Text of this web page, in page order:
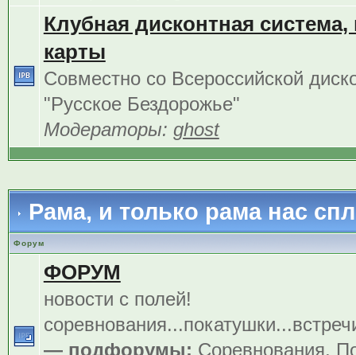
Клубная дисконтная
карты
Совместно со Всероссийской
"Русское Бездорожье"
Модераторы: ghost
Рама, и только рама нас
Форум
ФОРУМ
новости с полей!
— подфорумы: Соревнования,